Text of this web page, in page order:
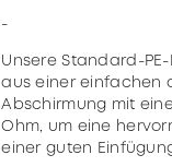
-
Unsere Standard-
aus einer einfachen
Abschirmung mit
Ohm, um eine
einer guten